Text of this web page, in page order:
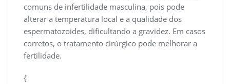
comuns de infertilidade masculina, pois pode
alterar a temperatura local e a qualidade dos
espermatozoides, dificultando a gravidez. Em casos
corretos, o tratamento cirúrgico pode melhorar a
fertilidade.
{